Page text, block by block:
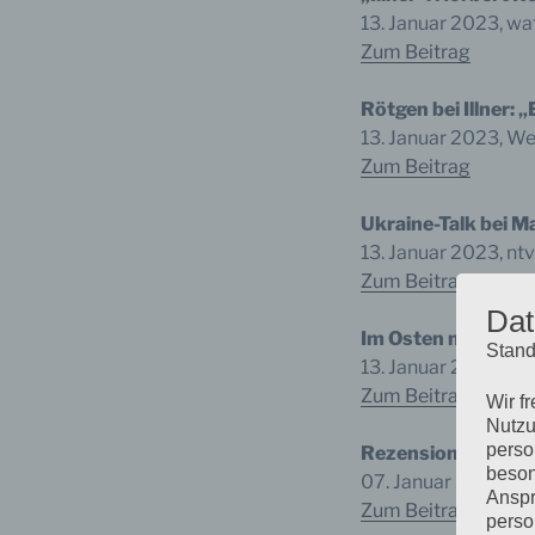
13. Januar 2023,
Zum Beitrag
Rötgen bei Illner:
13. Januar 2023,
Zum Beitrag
Ukraine-Talk bei
13. Januar 2023, ntv
Zum Beitrag
Im Osten nichts
13. Januar 2023,
Zum Beitrag
Rezension
07. Januar 2023,
Zum Beitrag
Wir